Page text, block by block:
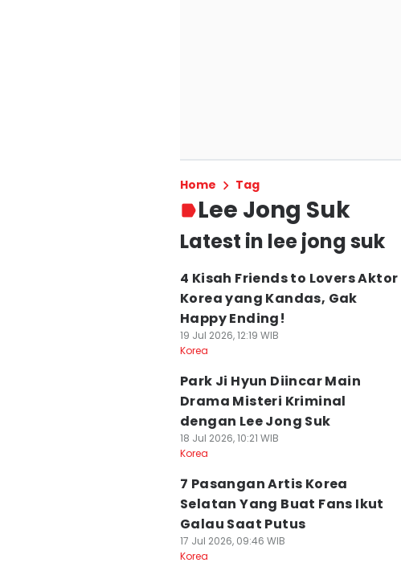
Home Tag
Lee Jong Suk
Latest in lee jong suk
4 Kisah Friends to Lovers Aktor
Korea yang Kandas, Gak
Happy Ending!
19 Jul 2026, 12:19 WIB
Korea
Park Ji Hyun Diincar Main
Drama Misteri Kriminal
dengan Lee Jong Suk
18 Jul 2026, 10:21 WIB
Korea
7 Pasangan Artis Korea
Selatan Yang Buat Fans Ikut
Galau Saat Putus
17 Jul 2026, 09:46 WIB
Korea